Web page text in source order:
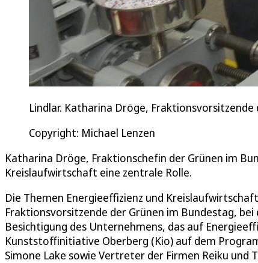
Lindlar. Katharina Dröge, Fraktionsvorsitzende
Copyright: Michael Lenzen
Katharina Dröge, Fraktionschefin der Grünen im
Kreislaufwirtschaft eine zentrale Rolle.
Die Themen Energieeffizienz und
Fraktionsvorsitzende der Grünen im Bundestag,
Besichtigung des Unternehmens, das auf
Kunststoffinitiative Oberberg (Kio) auf dem
Simone Lake sowie Vertreter der Firmen Reiku und